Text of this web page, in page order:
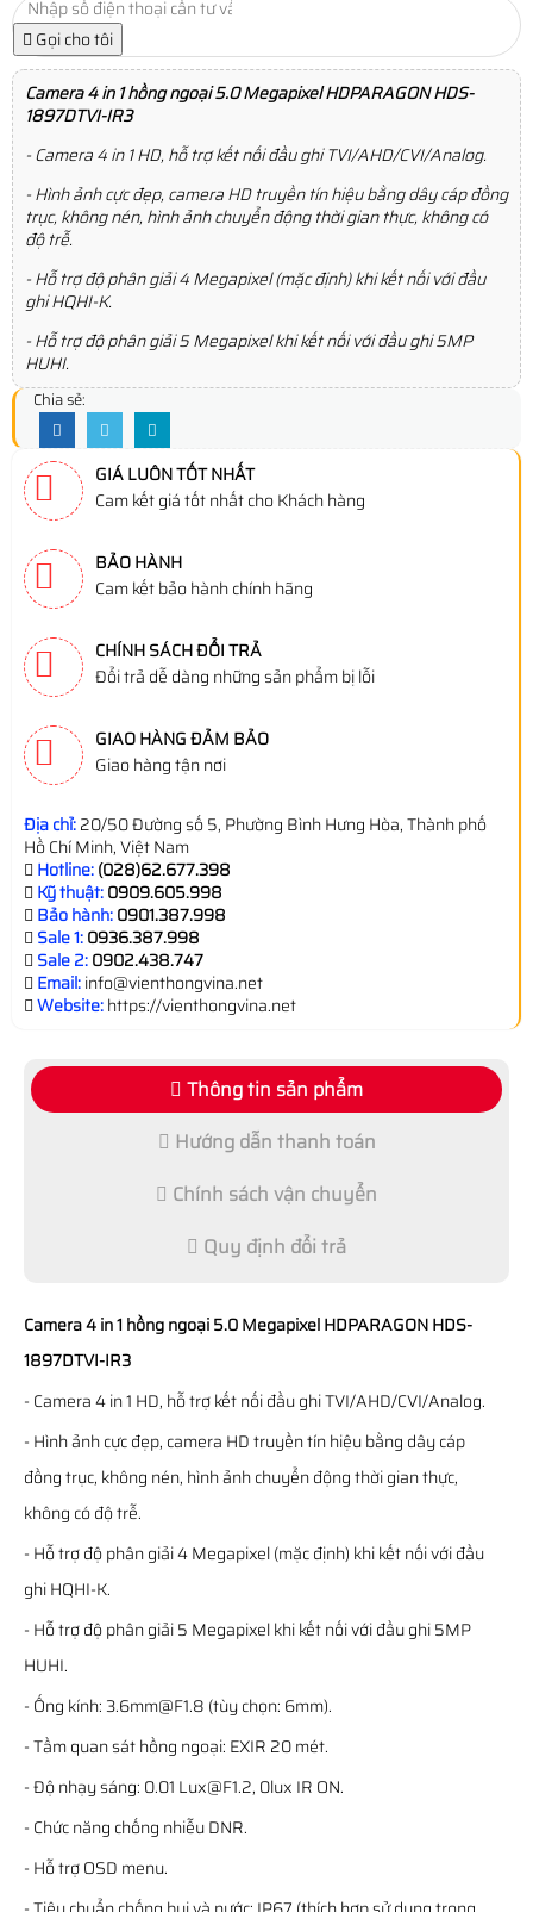
Gọi cho tôi
Camera 4 in 1 hồng ngoại 5.0 Megapixel HDPARAGON HDS-
1897DTVI-IR3
- Camera 4 in 1 HD, hỗ trợ kết nối đầu ghi TVI/AHD/CVI/Analog.
- Hình ảnh cực đẹp, camera HD truyền tín hiệu bằng dây cáp đồng
trục, không nén, hình ảnh chuyển động thời gian thực, không có
độ trễ.
- Hỗ trợ độ phân giải 4 Megapixel (mặc định) khi kết nối với đầu
ghi HQHI-K.
- Hỗ trợ độ phân giải 5 Megapixel khi kết nối với đầu ghi 5MP
HUHI.
Chia sẻ:
GIÁ LUÔN TỐT NHẤT
Cam kết giá tốt nhất cho Khách hàng
BẢO HÀNH
Cam kết bảo hành chính hãng
CHÍNH SÁCH ĐỔI TRẢ
Đổi trả dễ dàng những sản phẩm bị lỗi
GIAO HÀNG ĐẢM BẢO
Giao hàng tận nơi
Địa chỉ:20/50 Đường số 5, Phường Bình Hưng Hòa, Thành phố
Hồ Chí Minh, Việt Nam
Hotline:(028)62.677.398
Kỹ thuật:0909.605.998
Bảo hành:0901.387.998
Sale 1:0936.387.998
Sale 2:0902.438.747
Email:info@vienthongvina.net
Website:https://vienthongvina.net
Thông tin sản phẩm
Hướng dẫn thanh toán
Chính sách vận chuyển
Quy định đổi trả
Camera 4 in 1 hồng ngoại 5.0 Megapixel HDPARAGON HDS-
1897DTVI-IR3
- Camera 4 in 1 HD, hỗ trợ kết nối đầu ghi TVI/AHD/CVI/Analog.
- Hình ảnh cực đẹp, camera HD truyền tín hiệu bằng dây cáp
đồng trục, không nén, hình ảnh chuyển động thời gian thực,
không có độ trễ.
- Hỗ trợ độ phân giải 4 Megapixel (mặc định) khi kết nối với đầu
ghi HQHI-K.
- Hỗ trợ độ phân giải 5 Megapixel khi kết nối với đầu ghi 5MP
HUHI.
- Ống kính: 3.6mm@F1.8 (tùy chọn: 6mm).
- Tầm quan sát hồng ngoại: EXIR 20 mét.
- Độ nhạy sáng: 0.01 Lux@F1.2, 0lux IR ON.
- Chức năng chống nhiễu DNR.
- Hỗ trợ OSD menu.